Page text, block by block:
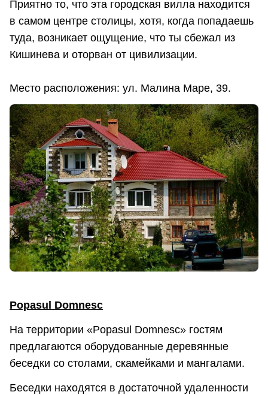
Приятно то, что эта городская вилла находится
в самом центре столицы, хотя, когда попадаешь
туда, возникает ощущение, что ты сбежал из
Кишинева и оторван от цивилизации.
Место расположения: ул. Малина Маре, 39.
Popasul Domnesc
На территории «Popasul Domnesc» гостям
предлагаются оборудованные деревянные
беседки со столами, скамейками и мангалами.
Беседки находятся в достаточной удаленности